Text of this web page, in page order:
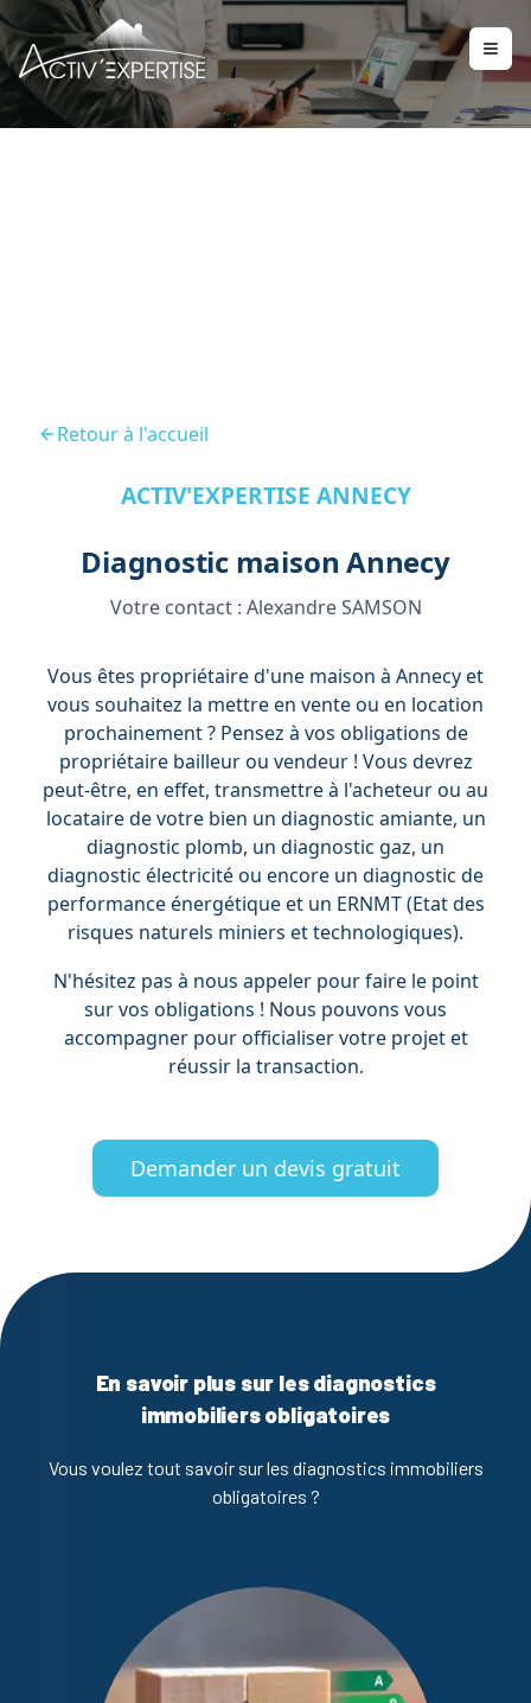
Retour à l'accueil
ACTIV'EXPERTISE ANNECY
Diagnostic maison Annecy
Votre contact : Alexandre SAMSON
Vous êtes propriétaire d'une maison à Annecy et
vous souhaitez la mettre en vente ou en location
prochainement ? Pensez à vos obligations de
propriétaire bailleur ou vendeur ! Vous devrez
peut-être, en effet, transmettre à l'acheteur ou au
locataire de votre bien un diagnostic amiante, un
diagnostic plomb, un diagnostic gaz, un
diagnostic électricité ou encore un diagnostic de
performance énergétique et un ERNMT (Etat des
risques naturels miniers et technologiques).
N'hésitez pas à nous appeler pour faire le point
sur vos obligations ! Nous pouvons vous
accompagner pour officialiser votre projet et
réussir la transaction.
Demander un devis gratuit
En savoir plus sur les diagnostics
immobiliers obligatoires
Vous voulez tout savoir sur les diagnostics immobiliers
obligatoires ?